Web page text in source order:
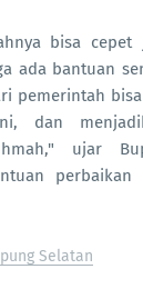
bisa
ada bantuan
pemerintah
dan
ujar
perbaikan
Selatan